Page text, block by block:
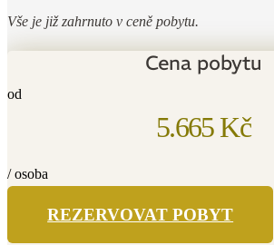
Vše je již zahrnuto v ceně pobytu.
Cena pobytu
od
5.665 Kč
/ osoba
REZERVOVAT POBYT